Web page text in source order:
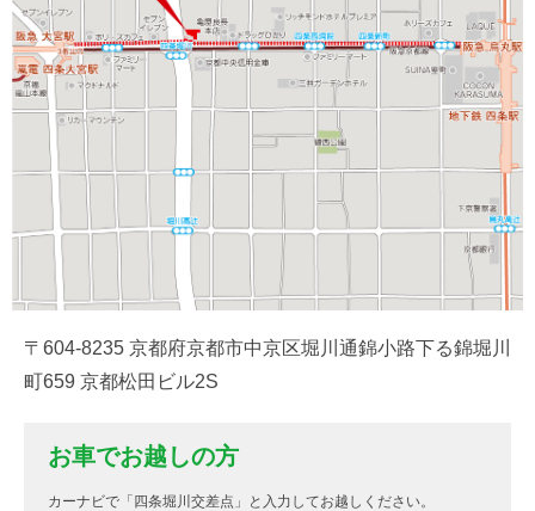
〒604-8235 京都府京都市中京区堀川通錦小路下る錦堀川
町659 京都松田ビル2S
お車でお越しの方
カーナビで「四条堀川交差点」と入力してお越しください。